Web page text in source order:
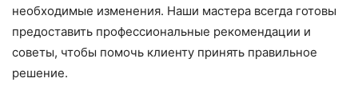
необходимые изменения. Наши мастера всегда готовы
предоставить профессиональные рекомендации и
советы, чтобы помочь клиенту принять правильное
решение.